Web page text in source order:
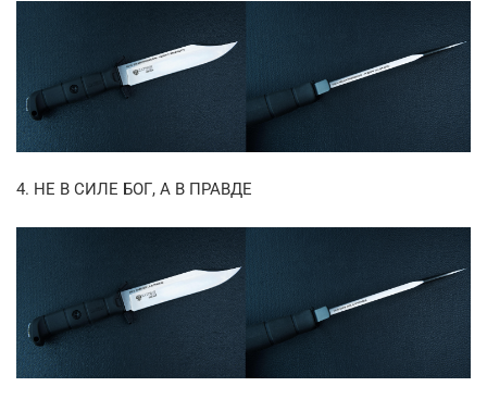
4. НЕ В СИЛЕ БОГ, А В ПРАВДЕ